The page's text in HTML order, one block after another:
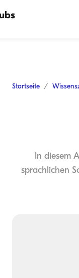
Startseite
In diesem
sprachlichen